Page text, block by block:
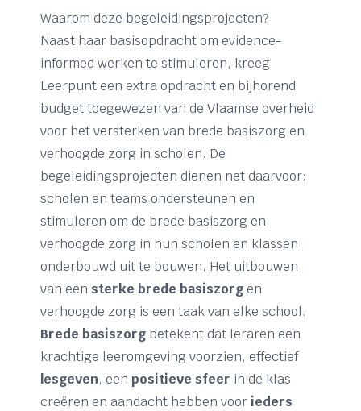
Waarom deze begeleidingsprojecten?
Naast haar basisopdracht om evidence-
informed werken te stimuleren, kreeg
Leerpunt een extra opdracht en bijhorend
budget toegewezen van de Vlaamse overheid
voor het versterken van brede basiszorg en
verhoogde zorg in scholen. De
begeleidingsprojecten dienen net daarvoor:
scholen en teams ondersteunen en
stimuleren om de brede basiszorg en
verhoogde zorg in hun scholen en klassen
onderbouwd uit te bouwen. Het uitbouwen
van een sterke brede basiszorg en
verhoogde zorg is een taak van elke school.
Brede basiszorg betekent dat leraren een
krachtige leeromgeving voorzien, effectief
lesgeven, een positieve sfeer in de klas
creëren en aandacht hebben voor ieders